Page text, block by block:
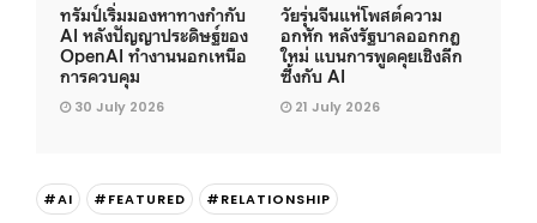
ทรัมป์เริ่มมองหาทางกำกับ
AI หลังปัญญาประดิษฐ์ของ
OpenAI ทำงานนอกเหนือ
การควบคุม
30 July 2026
วัยรุ่นจีนแห่โพสต์ความ
อกหัก หลังรัฐบาลออกกฎ
ใหม่ แบนการพูดคุยเชิงลึก
ซึ้งกับ AI
21 July 2026
#AI #FEATURED #RELATIONSHIP